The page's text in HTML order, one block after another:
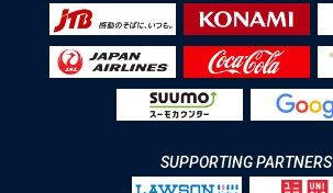
SUPPORTING PARTNERS